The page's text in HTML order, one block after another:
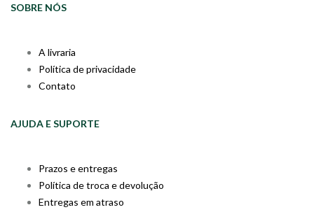
SOBRE NÓS
A livraria
Política de privacidade
Contato
AJUDA E SUPORTE
Prazos e entregas
Política de troca e devolução
Entregas em atraso